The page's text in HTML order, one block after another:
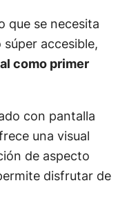
que se necesita
accesible,
como primer
con pantalla
una visual
de aspecto
disfrutar de